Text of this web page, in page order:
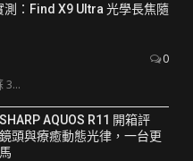
：Find X9 Ultra 光學長焦隨
0
3...
AQUOS R11 開箱評
頭與療癒動態光律，一台更